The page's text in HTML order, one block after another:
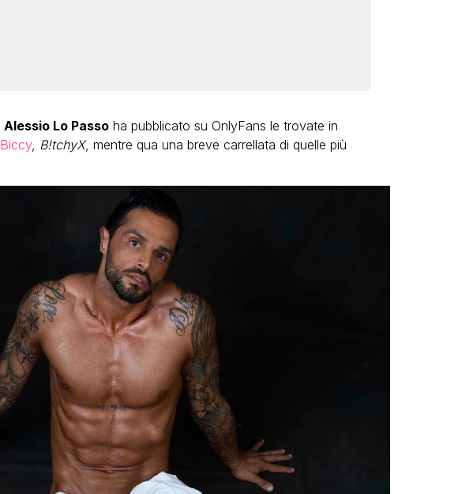
Alessio Lo Passoha pubblicato su OnlyFans le trovate in
Biccy, B!tchyX, mentre qua una breve carrellata di quelle più